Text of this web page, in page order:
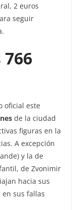
2 euros
seguir
oficial este
de la ciudad
figuras en la
A excepción
y la de
de Zvonimir
hacia sus
sus fallas